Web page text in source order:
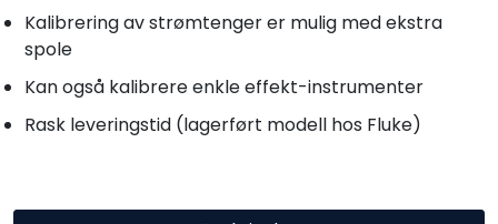
Kalibrering av strømtenger er mulig med ekstra
spole
Kan også kalibrere enkle effekt-instrumenter
Rask leveringstid (lagerført modell hos Fluke)